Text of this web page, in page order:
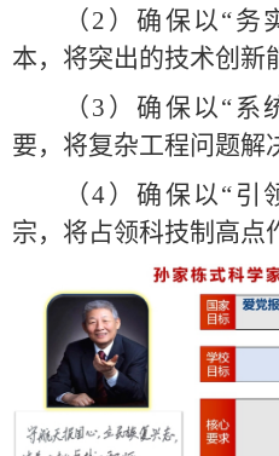
（ 2 ）确保以“务
本，将突出的技术创新
（ 3 ）确保以“系
要，将复杂工程问题解
（4 ）确保以“引
宗，将占领科技制高点